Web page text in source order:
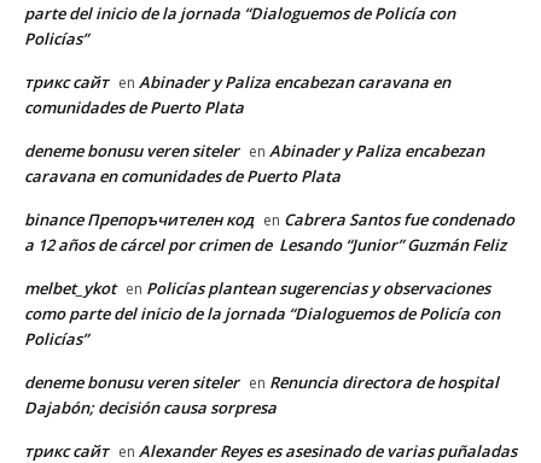
parte del inicio de la jornada “Dialoguemos de Policía con
Policías”
трикс сайт en Abinader y Paliza encabezan caravana en
comunidades de Puerto Plata
deneme bonusu veren siteler en Abinader y Paliza encabezan
caravana en comunidades de Puerto Plata
binance Препоръчителен код en Cabrera Santos fue condenado
a 12 años de cárcel por crimen de Lesando “Junior” Guzmán Feliz
melbet_ykot en Policías plantean sugerencias y observaciones
como parte del inicio de la jornada “Dialoguemos de Policía con
Policías”
deneme bonusu veren siteler en Renuncia directora de hospital
Dajabón; decisión causa sorpresa
трикс сайт en Alexander Reyes es asesinado de varias puñaladas